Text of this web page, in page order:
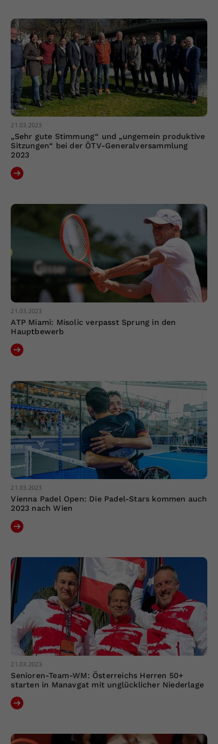
21.03.2023
„Sehr gute Stimmung“ und „ungemein produktive
Sitzungen“ bei der ÖTV-Generalversammlung
2023
21.03.2023
ATP Miami: Misolic verpasst Sprung in den
Hauptbewerb
21.03.2023
Vienna Padel Open: Die Padel-Stars kommen auch
2023 nach Wien
21.03.2023
Senioren-Team-WM: Österreichs Herren 50+
starten in Manavgat mit unglücklicher Niederlage
Zweck
Einstellungen. Unter anderem eine
zufällig generierte ID, für die
historische Speicherung Ihrer
vorgenommen Einstellungen, falls der
Webseiten-Betreiber dies eingestellt
hat.